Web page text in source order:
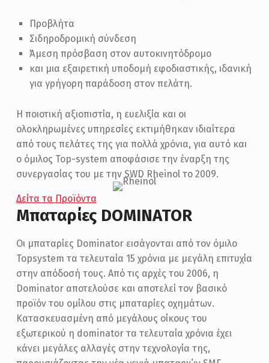
Προβλήτα
Σιδηροδρομική σύνδεση
Άμεση πρόσβαση στον αυτοκινητόδρομο
και μια εξαιρετική υποδομή εφοδιαστικής, ιδανική
για γρήγορη παράδοση στον πελάτη.
Η ποιοτική αξιοπιστία, η ευελιξία και οι
ολοκληρωμένες υπηρεσίες εκτιμήθηκαν ιδιαίτερα
από τους πελάτες της για πολλά χρόνια, για αυτό και
ο όμιλος Top-system αποφάσισε την έναρξη της
συνεργασίας του με την SWD Rheinol το 2009.
Δείτα τα Προϊόντα
Μπαταρίες DOMINATOR
Οι μπαταρίες Dominator εισάγονται από τον όμιλο
Topsystem τα τελευταία 15 χρόνια με μεγάλη επιτυχία
στην απόδοσή τους. Από τις αρχές του 2006, η
Dominator αποτελούσε και αποτελεί τον βασικό
προϊόν του ομίλου στις μπαταρίες οχημάτων.
Κατασκευασμένη από μεγάλους οίκους του
εξωτερικού η dominator τα τελευταία χρόνια έχει
κάνει μεγάλες αλλαγές στην τεχνολογία της,